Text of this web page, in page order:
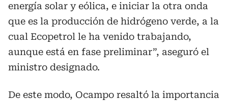
energía solar y eólica, e iniciar la otra onda
que es la producción de hidrógeno verde, a la
cual Ecopetrol le ha venido trabajando,
aunque está en fase preliminar”, aseguró el
ministro designado.
De este modo, Ocampo resaltó la importancia